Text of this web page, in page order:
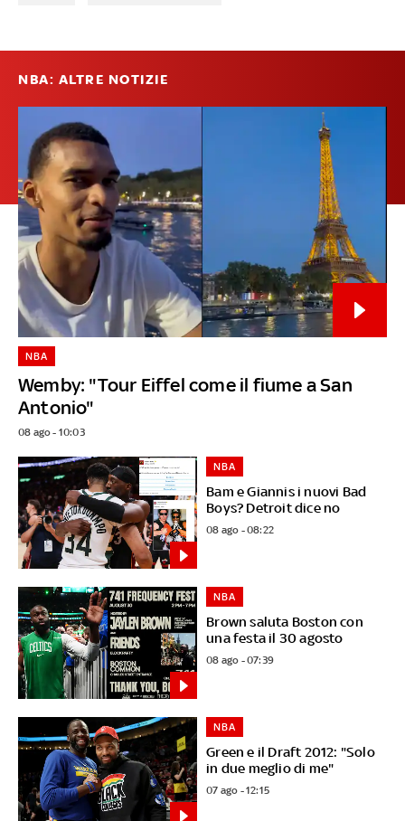
NBA: ALTRE NOTIZIE
Wemby: "Tour Eiffel come il fiume a San
Antonio"
NBA
08 ago - 10:03
Bam e Giannis i nuovi Bad
Boys? Detroit dice no
NBA
08 ago - 08:22
Brown saluta Boston con
una festa il 30 agosto
NBA
08 ago - 07:39
Green e il Draft 2012: "Solo
in due meglio di me"
NBA
07 ago - 12:15